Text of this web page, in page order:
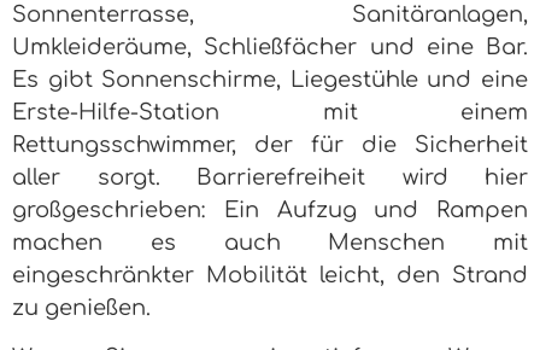
Sonnenterrasse, Sanitäranlagen,
Umkleideräume, Schließfächer und eine Bar.
Es gibt Sonnenschirme, Liegestühle und eine
Erste-Hilfe-Station mit einem
Rettungsschwimmer, der für die Sicherheit
aller sorgt. Barrierefreiheit wird hier
großgeschrieben: Ein Aufzug und Rampen
machen es auch Menschen mit
eingeschränkter Mobilität leicht, den Strand
zu genießen.